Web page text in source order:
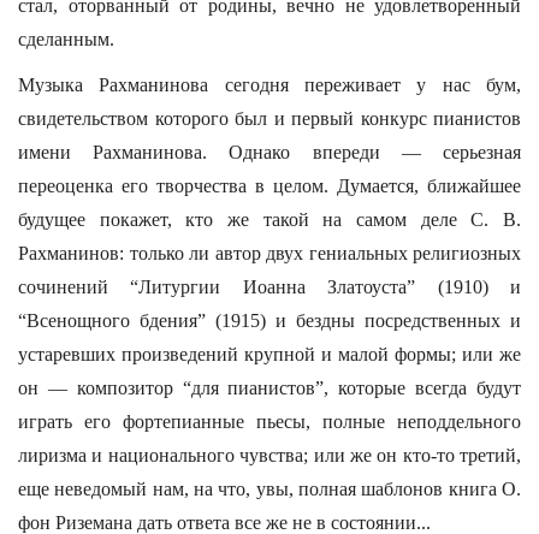
стал, оторванный от родины, вечно не удовлетворенный
сделанным.
Музыка Рахманинова сегодня переживает у нас бум,
свидетельством которого был и первый конкурс пианистов
имени Рахманинова. Однако впереди — серьезная
переоценка его творчества в целом. Думается, ближайшее
будущее покажет, кто же такой на самом деле С. В.
Рахманинов: только ли автор двух гениальных религиозных
сочинений “Литургии Иоанна Златоуста” (1910) и
“Всенощного бдения” (1915) и бездны посредственных и
устаревших произведений крупной и малой формы; или же
он — композитор “для пианистов”, которые всегда будут
играть его фортепианные пьесы, полные неподдельного
лиризма и национального чувства; или же он кто-то третий,
еще неведомый нам, на что, увы, полная шаблонов книга О.
фон Риземана дать ответа все же не в состоянии...